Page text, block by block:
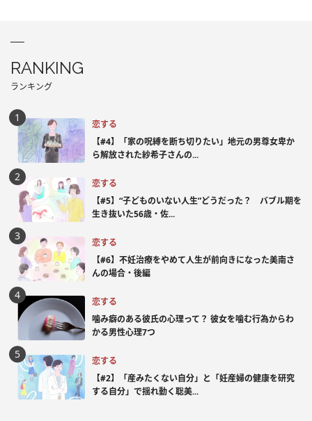
RANKING
ランキング
恋する
【#4】「家の呪縛を断ち切りたい」地元の男尊女卑か
ら解放された紗希子さんの...
恋する
【#5】“子どものいない人生”どうだった？ バブル期を
生き抜いた56歳・佐...
恋する
【#6】不妊治療をやめて人生が前向きになった美南さ
んの場合・後編
恋する
噛み癖のある彼氏の心理って？ 彼女を噛む行為からわ
かる男性心理7つ
恋する
【#2】「産みたくない自分」と「妊産婦の健康を研究
する自分」で揺れ動く聡美...